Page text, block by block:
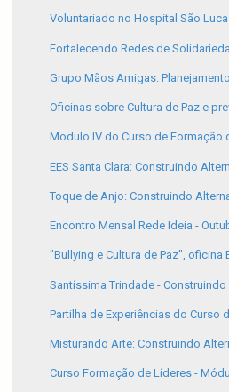
Voluntariado no Hospital São
Fortalecendo Redes de
Grupo Mãos Amigas: Planejamento
Oficinas sobre Cultura de Paz e
Modulo IV do Curso de Formação
EES Santa Clara: Construindo
Toque de Anjo: Construindo
Encontro Mensal Rede Ideia -
"Bullying e Cultura de Paz", oficina
Santíssima Trindade - Construindo
Partilha de Experiências do Curso
Misturando Arte: Construindo
Curso Formação de Líderes -